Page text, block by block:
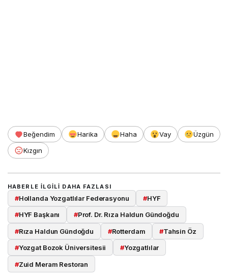
Beğendim Harika Haha Vay
Üzgün
Kızgın
HABERLE ILGILI DAHA FAZLASI
#Hollanda Yozgatlılar Federasyonu #HYF
#HYF Başkanı #Prof. Dr. Rıza Haldun Gündoğdu
#Rıza Haldun Gündoğdu #Rotterdam #Tahsin Öz
#Yozgat Bozok Üniversitesii #Yozgatlılar
#Zuid Meram Restoran